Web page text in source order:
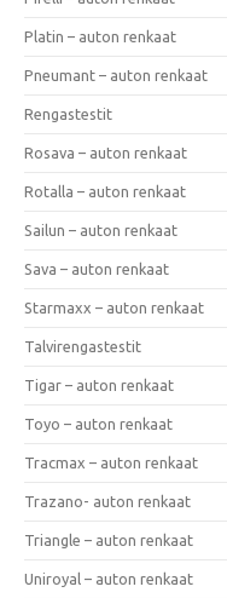
Platin – auton renkaat
Pneumant – auton renkaat
Rengastestit
Rosava – auton renkaat
Rotalla – auton renkaat
Sailun – auton renkaat
Sava – auton renkaat
Starmaxx – auton renkaat
Talvirengastestit
Tigar – auton renkaat
Toyo – auton renkaat
Tracmax – auton renkaat
Trazano- auton renkaat
Triangle – auton renkaat
Uniroyal – auton renkaat